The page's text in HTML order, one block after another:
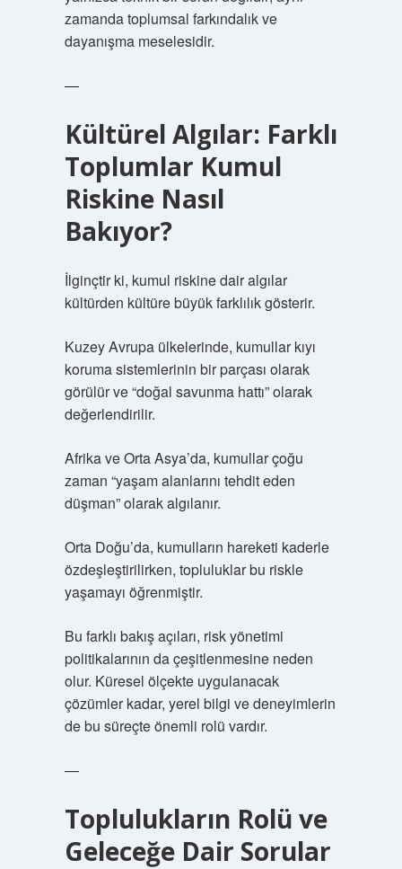
zamanda toplumsal farkındalık ve
dayanışma meselesidir.
—
Kültürel Algılar: Farklı
Toplumlar Kumul
Riskine Nasıl
Bakıyor?
İlginçtir ki, kumul riskine dair algılar
kültürden kültüre büyük farklılık gösterir.
Kuzey Avrupa ülkelerinde, kumullar kıyı
koruma sistemlerinin bir parçası olarak
görülür ve “doğal savunma hattı” olarak
değerlendirilir.
Afrika ve Orta Asya’da, kumullar çoğu
zaman “yaşam alanlarını tehdit eden
düşman” olarak algılanır.
Orta Doğu’da, kumulların hareketi kaderle
özdeşleştirilirken, topluluklar bu riskle
yaşamayı öğrenmiştir.
Bu farklı bakış açıları, risk yönetimi
politikalarının da çeşitlenmesine neden
olur. Küresel ölçekte uygulanacak
çözümler kadar, yerel bilgi ve deneyimlerin
de bu süreçte önemli rolü vardır.
—
Toplulukların Rolü ve
Geleceğe Dair Sorular